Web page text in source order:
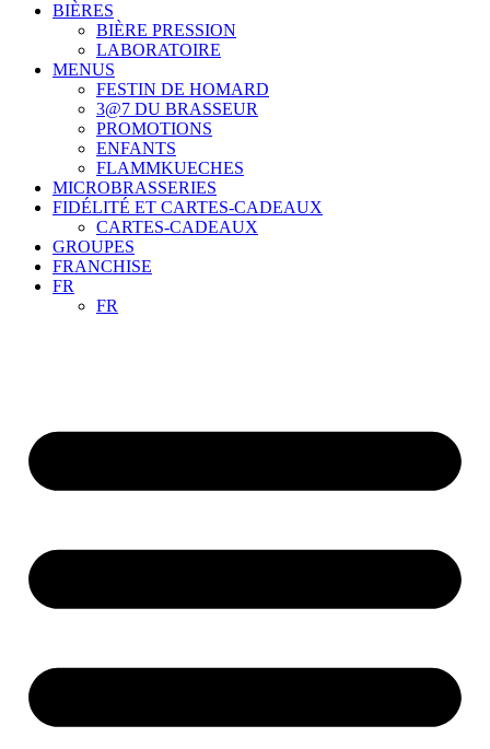
BIÈRES
BIÈRE PRESSION
LABORATOIRE
MENUS
FESTIN DE HOMARD
3@7 DU BRASSEUR
PROMOTIONS
ENFANTS
FLAMMKUECHES
MICROBRASSERIES
FIDÉLITÉ ET CARTES-CADEAUX
CARTES-CADEAUX
GROUPES
FRANCHISE
FR
FR